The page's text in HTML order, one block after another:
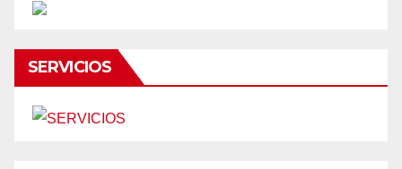
SERVICIOS